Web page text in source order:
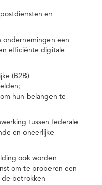
en
ondernemingen een
efficiënte digitale
(B2B)
hun belangen te
tussen federale
en oneerlijke
ook worden
om te proberen een
de betrokken